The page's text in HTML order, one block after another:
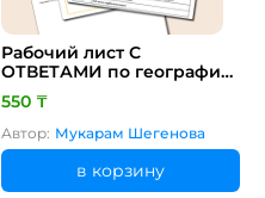
Рабочий лист С
ОТВЕТАМИ по географии
за 9 класс 1 четверть.
Тема: Особенности
номинации
географических объектов
и явлений. Казахские
народные
550 ₸
Автор: Мукарам Шегенова
в корзину